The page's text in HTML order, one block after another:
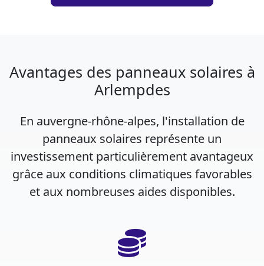
Avantages des panneaux solaires à
Arlempdes
En auvergne-rhône-alpes, l'installation de
panneaux solaires représente un
investissement particulièrement avantageux
grâce aux conditions climatiques favorables
et aux nombreuses aides disponibles.